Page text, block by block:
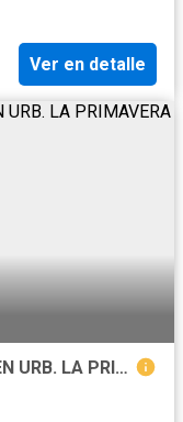
Ver en detalle
ALQUILO MINI DEPARTAMENTOS EN URB. LA PRIMAVERA II ETAPA CHICLAYO